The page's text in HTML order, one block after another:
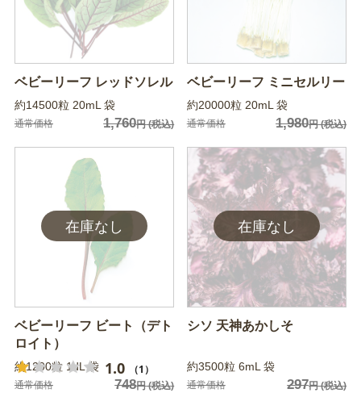
ベビーリーフ レッドソレル
約14500粒 20mL 袋
通常価格 1,760円(税込)
ベビーリーフ ミニセルリー
約20000粒 20mL 袋
通常価格 1,980円(税込)
ベビーリーフ ビート（デト
ロイト）
1.0 （1）
約1200粒 1dL 袋
通常価格 748円(税込)
シソ 天神あかしそ
約3500粒 6mL 袋
通常価格 297円(税込)